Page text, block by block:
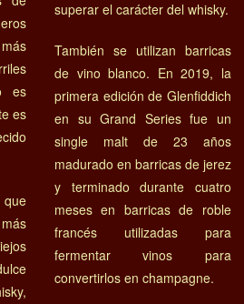
es
es
superar el carácter del whisky.
También se utilizan barricas
de vino blanco. En 2019, la
primera edición de Glenfiddich
en su Grand Series fue un
single malt de 23 años
madurado en barricas de jerez
y terminado durante cuatro
meses en barricas de roble
francés utilizadas para
fermentar vinos para
convertirlos en champagne.